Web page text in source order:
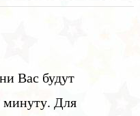
Вас будут
минуту. Для